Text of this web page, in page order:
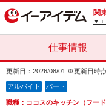
関
▼エ
仕事情報
更新日：2026/08/01 ※更新日時
アルバイト パート
職種：ココスのキッチン（フー